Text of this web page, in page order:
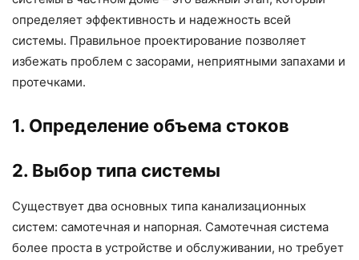
определяет эффективность и надежность всей
системы. Правильное проектирование позволяет
избежать проблем с засорами, неприятными запахами и
протечками.
1. Определение объема стоков
2. Выбор типа системы
Существует два основных типа канализационных
систем: самотечная и напорная. Самотечная система
более проста в устройстве и обслуживании, но требует